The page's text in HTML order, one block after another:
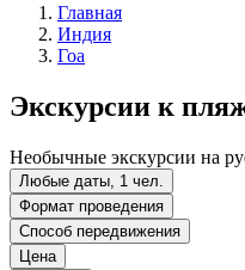
Главная
Индия
Гоа
Экскурсии к
Необычные экскурсии на
Любые даты, 1 чел.
Формат проведения
Способ передвижения
Цена